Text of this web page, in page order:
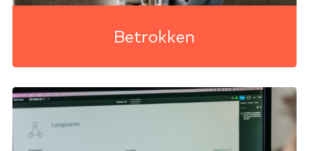
Betrokken